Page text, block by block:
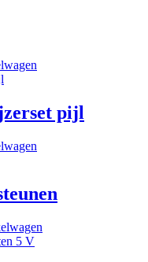
pijl